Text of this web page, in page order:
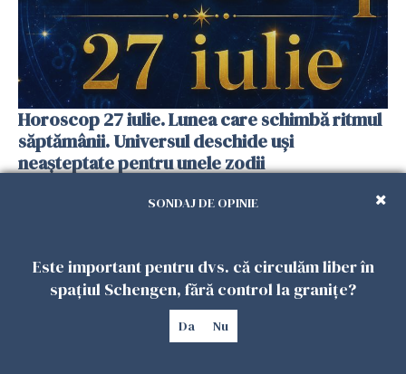
Horoscop 27 iulie. Lunea care schimbă ritmul
săptămânii. Universul deschide uși
neașteptate pentru unele zodii
SONDAJ DE OPINIE
Este important pentru dvs. că circulăm liber în
spațiul Schengen, fără control la granițe?
Da Nu